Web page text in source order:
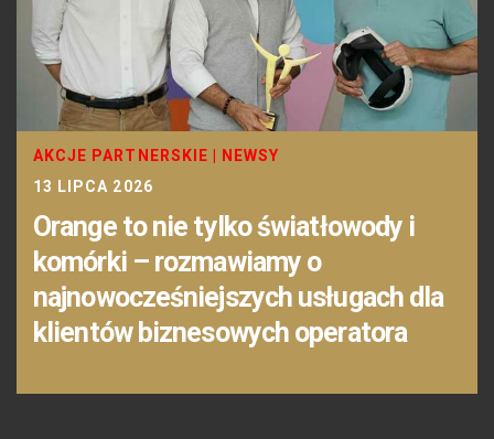
AKCJE PARTNERSKIE
NEWSY
13 LIPCA 2026
Orange to nie tylko światłowody i
komórki – rozmawiamy o
najnowocześniejszych usługach dla
klientów biznesowych operatora